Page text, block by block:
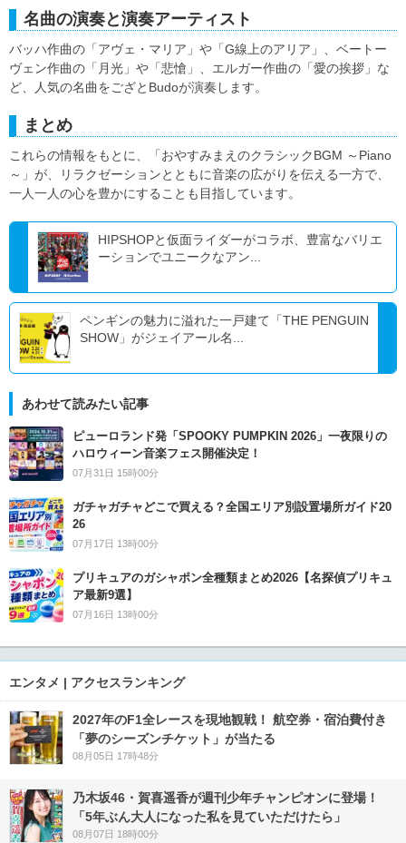
名曲の演奏と演奏アーティスト
バッハ作曲の「アヴェ・マリア」や「G線上のアリア」、ベートー
ヴェン作曲の「月光」や「悲愴」、エルガー作曲の「愛の挨拶」な
ど、人気の名曲をござとBudoが演奏します。
まとめ
これらの情報をもとに、「おやすみまえのクラシックBGM ～Piano
～」が、リラクゼーションとともに音楽の広がりを伝える一方で、
一人一人の心を豊かにすることも目指しています。
HIPSHOPと仮面ライダーがコラボ、豊富なバリエ
ーションでユニークなアン...
ペンギンの魅力に溢れた一戸建て「THE PENGUIN
SHOW」がジェイアール名...
あわせて読みたい記事
ピューロランド発「SPOOKY PUMPKIN 2026」一夜限りの
ハロウィーン音楽フェス開催決定！
07月31日 15時00分
ガチャガチャどこで買える？全国エリア別設置場所ガイド20
26
07月17日 13時00分
プリキュアのガシャポン全種類まとめ2026【名探偵プリキュ
ア最新9選】
07月16日 13時00分
エンタメ | アクセスランキング
2027年のF1全レースを現地観戦！ 航空券・宿泊費付き
「夢のシーズンチケット」が当たる
08月05日 17時48分
乃木坂46・賀喜遥香が週刊少年チャンピオンに登場！
「5年ぶん大人になった私を見ていただけたら」
08月07日 18時00分